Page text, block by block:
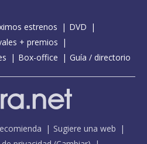
estrenos
DVD
+ premios
Box-office Guía / directorio
Sugiere una web